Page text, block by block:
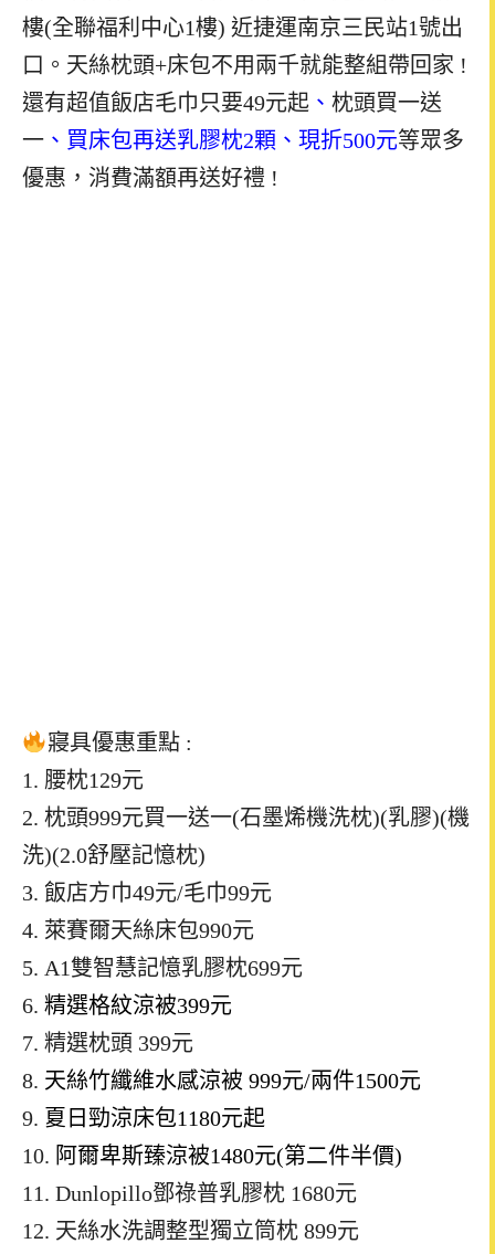
樓(全聯福利中心1樓) 近捷運南京三民站1號出
口。天絲枕頭+床包不用兩千就能整組帶回家 !
還有超值飯店毛巾只要49元起 、 枕頭買一送
一 、 買床包再送乳膠枕2顆、現折500元等眾多
優惠，消費滿額再送好禮 !
寢具優惠重點 :
1. 腰枕129元
2. 枕頭999元買一送一(石墨烯機洗枕)(乳膠)(機
洗)(2.0舒壓記憶枕)
3. 飯店方巾49元/毛巾99元
4. 萊賽爾天絲床包990元
5. A1雙智慧記憶乳膠枕699元
6. 精選格紋涼被399元
7. 精選枕頭 399元
8. 天絲竹纖維水感涼被 999元/兩件1500元
9. 夏日勁涼床包1180元起
10. 阿爾卑斯臻涼被1480元(第二件半價)
11. Dunlopillo鄧祿普乳膠枕 1680元
12. 天絲水洗調整型獨立筒枕 899元